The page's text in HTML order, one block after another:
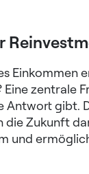
Einkommen
zentrale
Antwort gibt.
die Zukunft
und